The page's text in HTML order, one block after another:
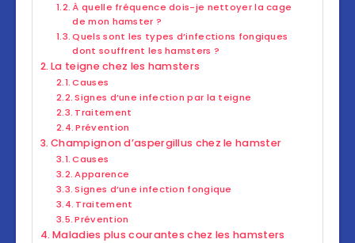
À quelle fréquence dois-je nettoyer la cage
de mon hamster ?
Quels sont les types d’infections fongiques
dont souffrent les hamsters ?
La teigne chez les hamsters
Causes
Signes d’une infection par la teigne
Traitement
Prévention
Champignon d’aspergillus chez le hamster
Causes
Apparence
Signes d’une infection fongique
Traitement
Prévention
Maladies plus courantes chez les hamsters